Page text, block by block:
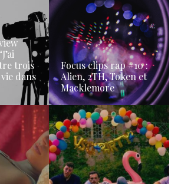
trois
dans
Focus clips rap #10 :
Alien, 2TH, Token et
Macklemore